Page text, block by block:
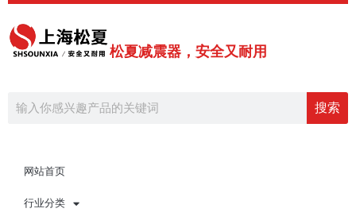
跳
内
松夏减震器，安全又耐用
搜索
网站首页
行业分类